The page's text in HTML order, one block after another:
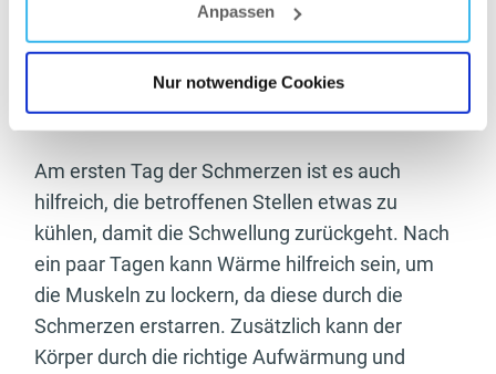
Anpassen
Nur notwendige Cookies
Training zu bekommen, solltest du dir selbst
genug Pausen zwischen den Trainingseinheiten
gönnen. Ruhe und Schonung sind das Beste,
was man bei Muskelkater tun kann.
Am ersten Tag der Schmerzen ist es auch
hilfreich, die betroffenen Stellen etwas zu
kühlen, damit die Schwellung zurückgeht. Nach
ein paar Tagen kann Wärme hilfreich sein, um
die Muskeln zu lockern, da diese durch die
Schmerzen erstarren. Zusätzlich kann der
Körper durch die richtige Aufwärmung und